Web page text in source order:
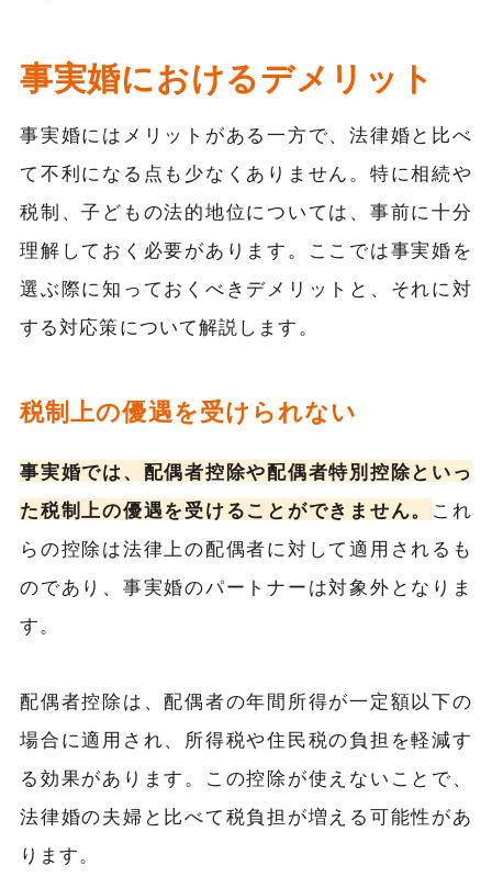
事実婚におけるデメリット
事実婚にはメリットがある一方で、法律婚と比べ
て不利になる点も少なくありません。特に相続や
税制、子どもの法的地位については、事前に十分
理解しておく必要があります。ここでは事実婚を
選ぶ際に知っておくべきデメリットと、それに対
する対応策について解説します。
税制上の優遇を受けられない
事実婚では、配偶者控除や配偶者特別控除といっ
た税制上の優遇を受けることができません。
これ
らの控除は法律上の配偶者に対して適用されるも
のであり、事実婚のパートナーは対象外となりま
す。
配偶者控除は、配偶者の年間所得が一定額以下の
場合に適用され、所得税や住民税の負担を軽減す
る効果があります。この控除が使えないことで、
法律婚の夫婦と比べて税負担が増える可能性があ
ります。